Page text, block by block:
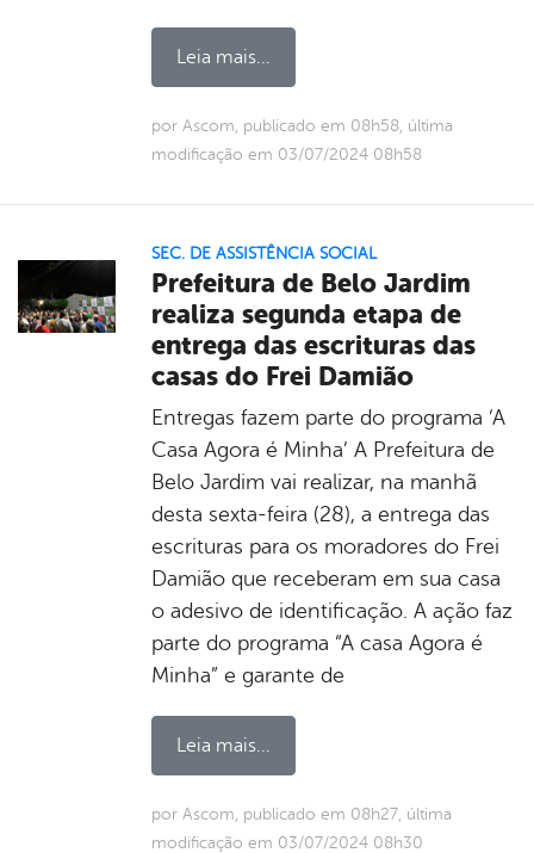
Leia mais...
por Ascom, publicado em 08h58, última
modificação em 03/07/2024 08h58
SEC. DE ASSISTÊNCIA SOCIAL
Prefeitura de Belo Jardim
realiza segunda etapa de
entrega das escrituras das
casas do Frei Damião
Entregas fazem parte do programa ‘A
Casa Agora é Minha’ A Prefeitura de
Belo Jardim vai realizar, na manhã
desta sexta-feira (28), a entrega das
escrituras para os moradores do Frei
Damião que receberam em sua casa
o adesivo de identificação. A ação faz
parte do programa “A casa Agora é
Minha” e garante de
Leia mais...
por Ascom, publicado em 08h27, última
modificação em 03/07/2024 08h30